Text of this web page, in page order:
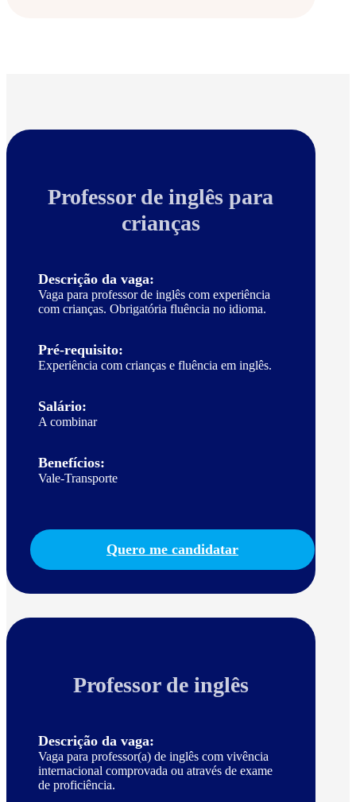
Professor de inglês para
crianças
Descrição da vaga:
Vaga para professor de inglês com experiência
com crianças. Obrigatória fluência no idioma.
Pré-requisito:
Experiência com crianças e fluência em inglês.
Salário:
A combinar
Benefícios:
Vale-Transporte
Quero me candidatar
Professor de inglês
Descrição da vaga:
Vaga para professor(a) de inglês com vivência
internacional comprovada ou através de exame
de proficiência.